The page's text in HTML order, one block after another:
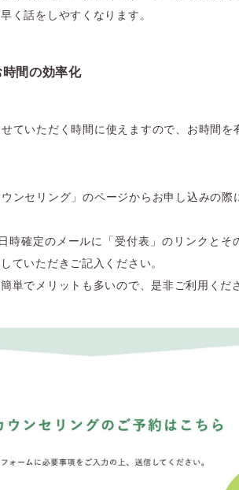
く話をしやすくなります。
間の効率化
ていただく時間に使えますので、お時間を
ンセリング」のページからお申し込みの際
時確定のメールに「受付表」のリンクとそ
ていただきご記入ください。
単でメリットも多いので、是非ご利用くだ